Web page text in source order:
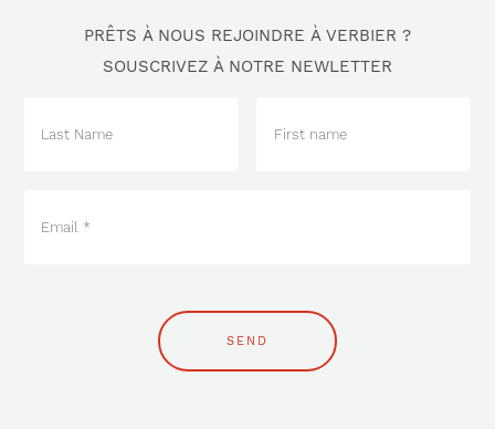
PRÊTS À NOUS REJOINDRE À VERBIER ?
SOUSCRIVEZ À NOTRE NEWLETTER